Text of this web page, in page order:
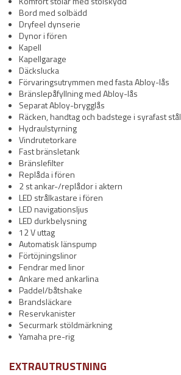
Bord med solbädd
Dryfeel dynserie
Dynor i fören
Kapell
Kapellgarage
Däckslucka
Förvaringsutrymmen med fasta Abloy-lås
Bränslepåfyllning med Abloy-lås
Separat Abloy-brygglås
Räcken, handtag och badstege i syrafast stål
Hydraulstyrning
Vindrutetorkare
Fast bränsletank
Bränslefilter
Replåda i fören
2 st ankar-/replådor i aktern
LED strålkastare i fören
LED navigationsljus
LED durkbelysning
12 V uttag
Automatisk länspump
Förtöjningslinor
Fendrar med linor
Ankare med ankarlina
Paddel/båtshake
Brandsläckare
Reservkanister
Securmark stöldmärkning
Yamaha pre-rig
EXTRAUTRUSTNING